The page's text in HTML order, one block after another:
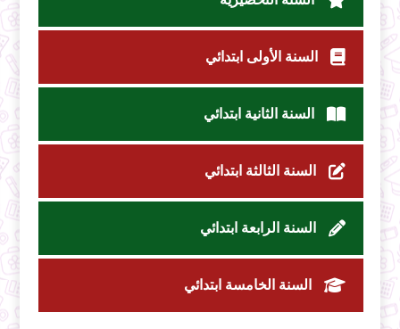
السنة الأولى ابتدائي
السنة الثانية ابتدائي
السنة الثالثة ابتدائي
السنة الرابعة ابتدائي
السنة الخامسة ابتدائي